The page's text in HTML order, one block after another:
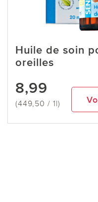
Huile de soin
oreilles
8,99
(449,50 / 1l)